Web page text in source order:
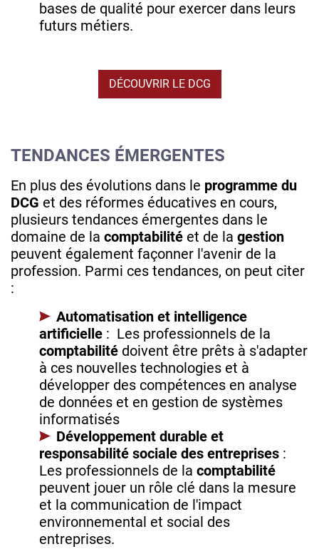
bases de qualité pour exercer dans leurs
futurs métiers.
DÉCOUVRIR LE DCG
TENDANCES ÉMERGENTES
En plus des évolutions dans le programme du
DCG et des réformes éducatives en cours,
plusieurs tendances émergentes dans le
domaine de la comptabilité et de la gestion
peuvent également façonner l'avenir de la
profession. Parmi ces tendances, on peut citer
:
Automatisation et intelligence
artificielle : Les professionnels de la
comptabilité doivent être prêts à s'adapter
à ces nouvelles technologies et à
développer des compétences en analyse
de données et en gestion de systèmes
informatisés
Développement durable et
responsabilité sociale des entreprises :
Les professionnels de la comptabilité
peuvent jouer un rôle clé dans la mesure
et la communication de l'impact
environnemental et social des
entreprises.